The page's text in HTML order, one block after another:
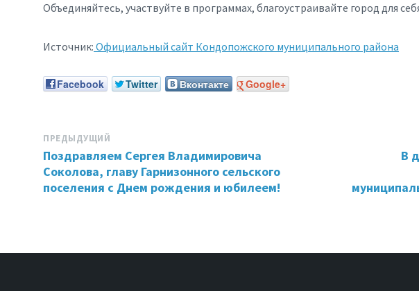
Объединяйтесь, участвуйте в программах, благоустраивайте город для
Источник: Официальный сайт Кондопожского муниципального района
Facebook Twitter Вконтакте Google+
ПРЕДЫДУЩИЙ
Поздравляем Сергея Владимировича
Соколова, главу Гарнизонного сельского
поселения с Днем рождения и юбилеем!
В